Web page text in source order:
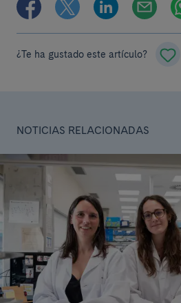
¿Te ha gustado este artículo?
NOTICIAS RELACIONADAS